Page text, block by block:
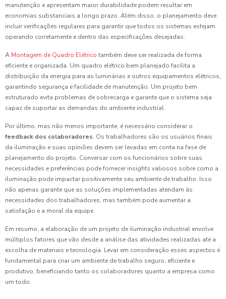
manutenção e apresentam maior durabilidade podem resultar em
economias substanciais a longo prazo. Além disso, o planejamento deve
incluir verificações regulares para garantir que todos os sistemas estejam
operando corretamente e dentro das especificações desejadas.
A Montagem de Quadro Elétrico também deve ser realizada de forma
eficiente e organizada. Um quadro elétrico bem planejado facilita a
distribuição da energia para as luminárias e outros equipamentos elétricos,
garantindo segurança e facilidade de manutenção. Um projeto bem
estruturado evita problemas de sobrecarga e garante que o sistema seja
capaz de suportar as demandas do ambiente industrial.
Por último, mas não menos importante, é necessário considerar o
feedback dos colaboradores. Os trabalhadores são os usuários finais
da iluminação e suas opiniões devem ser levadas em conta na fase de
planejamento do projeto. Conversar com os funcionários sobre suas
necessidades e preferências pode fornecer insights valiosos sobre como a
iluminação pode impactar positivamente seu ambiente de trabalho. Isso
não apenas garante que as soluções implementadas atendam às
necessidades dos trabalhadores, mas também pode aumentar a
satisfação e a moral da equipe.
Em resumo, a elaboração de um projeto de iluminação industrial envolve
múltiplos fatores que vão desde a análise das atividades realizadas até a
escolha de materiais e tecnologia. Levar em consideração esses aspectos é
fundamental para criar um ambiente de trabalho seguro, eficiente e
produtivo, beneficiando tanto os colaboradores quanto a empresa como
um todo.